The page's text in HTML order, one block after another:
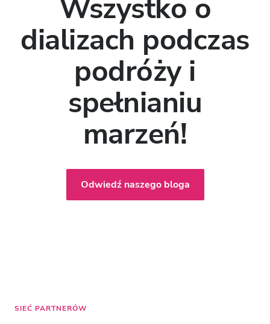
Wszystko o
dializach podczas
podróży i
spełnianiu
marzeń!
Odwiedź naszego bloga
SIEĆ PARTNERÓW